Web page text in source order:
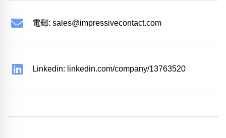
電郵: sales@impressivecontact.com
Linkedin: linkedin.com/company/13763520